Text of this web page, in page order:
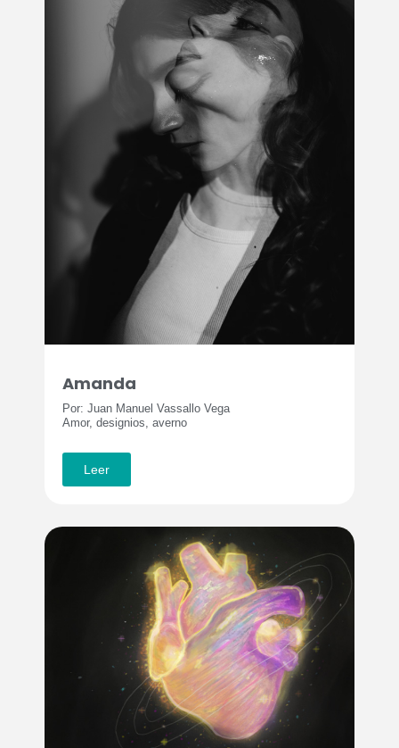
Amanda
Por: Juan Manuel Vassallo Vega
Amor, designios, averno
Leer